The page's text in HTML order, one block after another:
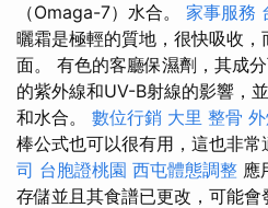
（Omaga-7）水合。 家事服務
曬霜是極輕的質地，很快吸收
面。 有色的客廳保濕劑，其成
的紫外線和UV-B射線的影響，
和水合。 數位行銷 大里 整骨
棒公式也可以很有用，這也非常
司 台胞證桃園 西屯體態調整 應
存儲並且其食譜已更改，可能